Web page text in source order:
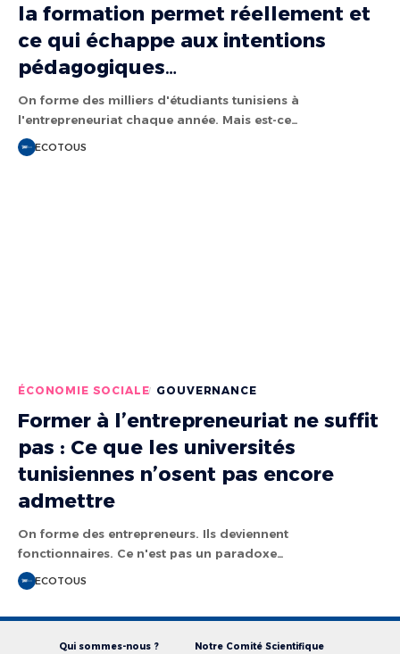
la formation permet réellement et
ce qui échappe aux intentions
pédagogiques…
On forme des milliers d'étudiants tunisiens à
l'entrepreneuriat chaque année. Mais est-ce…
ECOTOUS
ÉCONOMIE SOCIALE GOUVERNANCE
Former à l’entrepreneuriat ne suffit
pas : Ce que les universités
tunisiennes n’osent pas encore
admettre
On forme des entrepreneurs. Ils deviennent
fonctionnaires. Ce n'est pas un paradoxe…
ECOTOUS
Qui sommes-nous ? Notre Comité Scientifique